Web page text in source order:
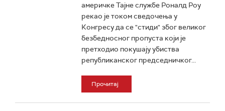
америчке Тајне службе Роналд Роу
рекао је током сведочења у
Конгресу да се "стиди" због великог
безбедносног пропуста који је
претходио покушају убиства
републиканског председничког...
Прочитај